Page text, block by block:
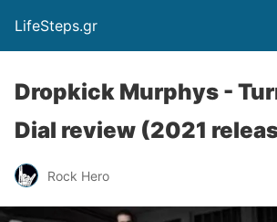
LifeSteps.gr
Dropkick Murphys -
Dial review (2021
Rock Hero